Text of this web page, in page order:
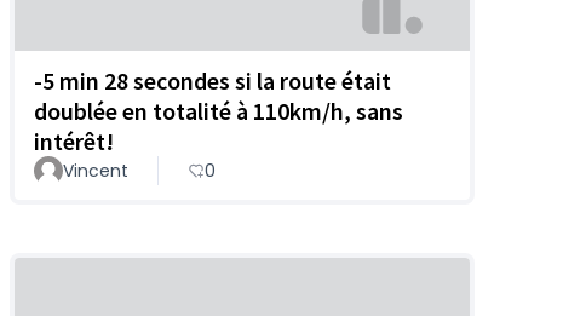
-5 min 28 secondes si la route était
doublée en totalité à 110km/h, sans
intérêt!
Vincent 0